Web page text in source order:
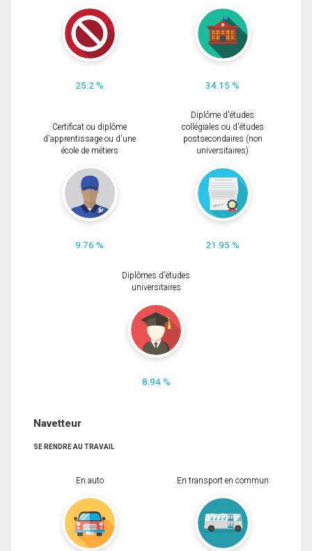
25.2 % 34.15 %
Certificat ou diplôme
d'apprentissage ou d'une
école de métiers
9.76 %
Diplôme d'études
collégiales ou d'études
postsecondaires (non
universitaires)
21.95 %
Diplômes d'études
universitaires
8.94 %
Navetteur
SE RENDRE AU TRAVAIL
En auto En transport en commun